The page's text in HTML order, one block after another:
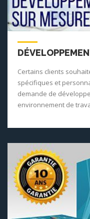
Certains clients
spécifiques et
demande de
environnement de